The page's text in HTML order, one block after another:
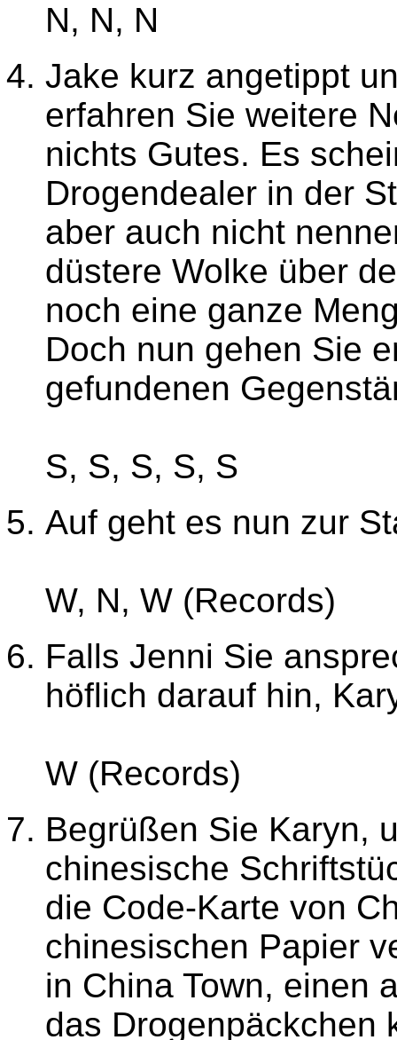
N, N, N
Jake kurz angetippt
erfahren Sie weitere
nichts Gutes. Es
Drogendealer in der
aber auch nicht
düstere Wolke über
noch eine ganze
Doch nun gehen Sie
gefundenen
S, S, S, S, S
Auf geht es nun zur
W, N, W (Records)
Falls Jenni Sie
höflich darauf hin,
W (Records)
Begrüßen Sie Karyn,
chinesische
die Code-Karte von
chinesischen Papier
in China Town, einen
das Drogenpäckchen